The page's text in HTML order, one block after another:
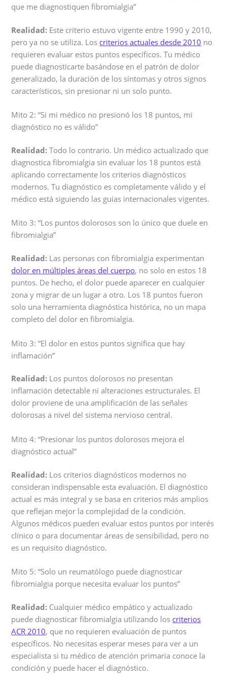
que me diagnostiquen fibromialgia”
Realidad: Este criterio estuvo vigente entre 1990 y 2010,
pero ya no se utiliza. Los criterios actuales desde 2010 no
requieren evaluar estos puntos específicos. Tu médico
puede diagnosticarte basándose en el patrón de dolor
generalizado, la duración de los síntomas y otros signos
característicos, sin presionar ni un solo punto.
Mito 2: “Si mi médico no presionó los 18 puntos, mi
diagnóstico no es válido”
Realidad: Todo lo contrario. Un médico actualizado que
diagnostica fibromialgia sin evaluar los 18 puntos está
aplicando correctamente los criterios diagnósticos
modernos. Tu diagnóstico es completamente válido y el
médico está siguiendo las guías internacionales vigentes.
Mito 3: “Los puntos dolorosos son lo único que duele en
fibromialgia”
Realidad: Las personas con fibromialgia experimentan
dolor en múltiples áreas del cuerpo, no solo en estos 18
puntos. De hecho, el dolor puede aparecer en cualquier
zona y migrar de un lugar a otro. Los 18 puntos fueron
solo una herramienta diagnóstica histórica, no un mapa
completo del dolor en fibromialgia.
Mito 3: “El dolor en estos puntos significa que hay
inflamación”
Realidad: Los puntos dolorosos no presentan
inflamación detectable ni alteraciones estructurales. El
dolor proviene de una amplificación de las señales
dolorosas a nivel del sistema nervioso central.
Mito 4: “Presionar los puntos dolorosos mejora el
diagnóstico actual”
Realidad: Los criterios diagnósticos modernos no
consideran indispensable esta evaluación. El diagnóstico
actual es más integral y se basa en criterios más amplios
que reflejan mejor la complejidad de la condición.
Algunos médicos pueden evaluar estos puntos por interés
clínico o para documentar áreas de sensibilidad, pero no
es un requisito diagnóstico.
Mito 5: “Solo un reumatólogo puede diagnosticar
fibromialgia porque necesita evaluar los puntos”
Realidad: Cualquier médico empático y actualizado
puede diagnosticar fibromialgia utilizando los criterios
ACR 2010, que no requieren evaluación de puntos
específicos. No necesitas esperar meses para ver a un
especialista si tu médico de atención primaria conoce la
condición y puede hacer el diagnóstico.